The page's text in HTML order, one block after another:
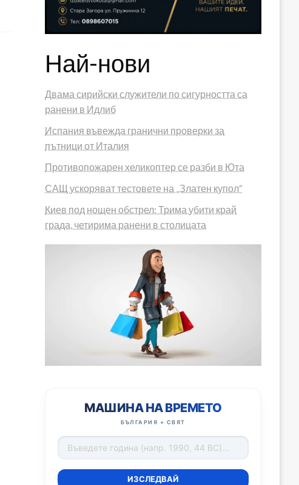
Най-нови
Двама сирийски служители по сигурността са
ранени в Идлиб
Испания въвежда гранични проверки за
пътници от Италия
Противопожарен хеликоптер се разби в Юта
САЩ ускоряват тестовете на „Златен купол“
Киев под нощен обстрел: Трима убити край
града, четирима ранени в столицата
МАШИНА НА ВРЕМЕТО
БЪЛГАРИЯ + СВЯТ
ИЗСЛЕДВАЙ